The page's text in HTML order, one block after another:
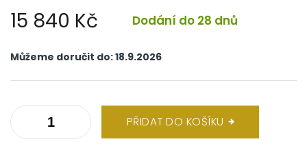
15 840 Kč Dodání do 28 dnů
cena:
Můžeme doručit do:18.9.2026
PŘIDAT DO KOŠÍKU